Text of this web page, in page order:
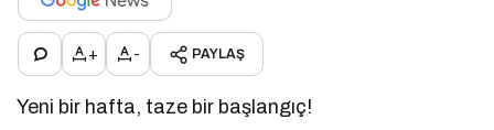
+ - PAYLAŞ
Yeni bir hafta, taze bir başlangıç!